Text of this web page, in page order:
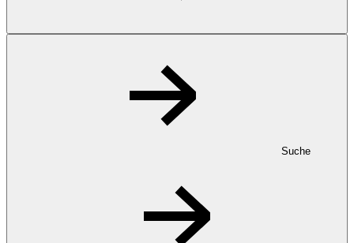
Suche